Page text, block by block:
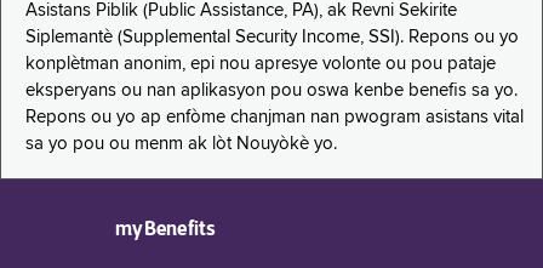
Asistans Piblik (Public Assistance, PA), ak Revni Sekirite
Siplemantè (Supplemental Security Income, SSI). Repons ou yo
konplètman anonim, epi nou apresye volonte ou pou pataje
eksperyans ou nan aplikasyon pou oswa kenbe benefis sa yo.
Repons ou yo ap enfòme chanjman nan pwogram asistans vital
sa yo pou ou menm ak lòt Nouyòkè yo.
myBenefits